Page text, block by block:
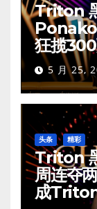
Triton
狂揽
5 月 25,
头条 精彩
Triton
周连夺
成